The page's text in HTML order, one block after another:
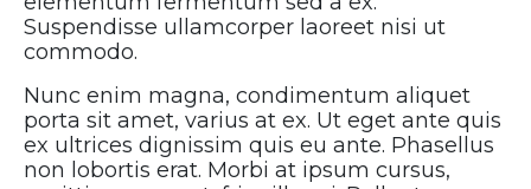
Suspendisse ullamcorper laoreet nisi ut
commodo.
Nunc enim magna, condimentum aliquet
porta sit amet, varius at ex. Ut eget ante quis
ex ultrices dignissim quis eu ante. Phasellus
non lobortis erat. Morbi at ipsum cursus,